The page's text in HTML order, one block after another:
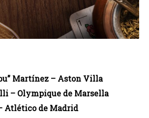
Martínez – Aston Villa
– Olympique de Marsella
Atlético de Madrid